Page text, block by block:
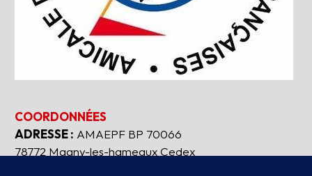
COORDONNÉES
ADRESSE : AMAEPF BP 70066
78772 Magny-les-hameaux Cedex